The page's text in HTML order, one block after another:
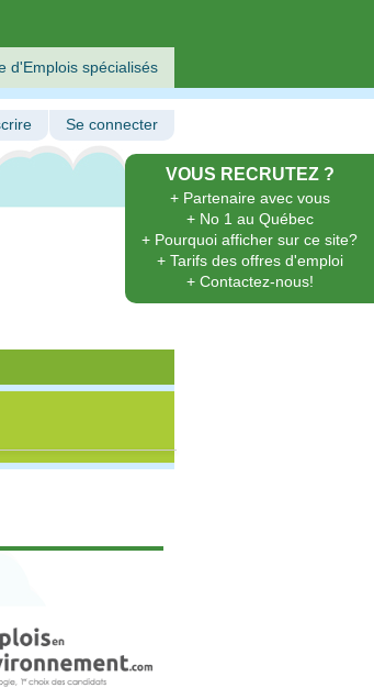
d'Emplois spécialisés
VOUS RECRUTEZ ?
+ Partenaire avec vous
+ No 1 au Québec
+ Pourquoi afficher sur ce site?
+ Tarifs des offres d'emploi
+ Contactez-nous!
Se connecter